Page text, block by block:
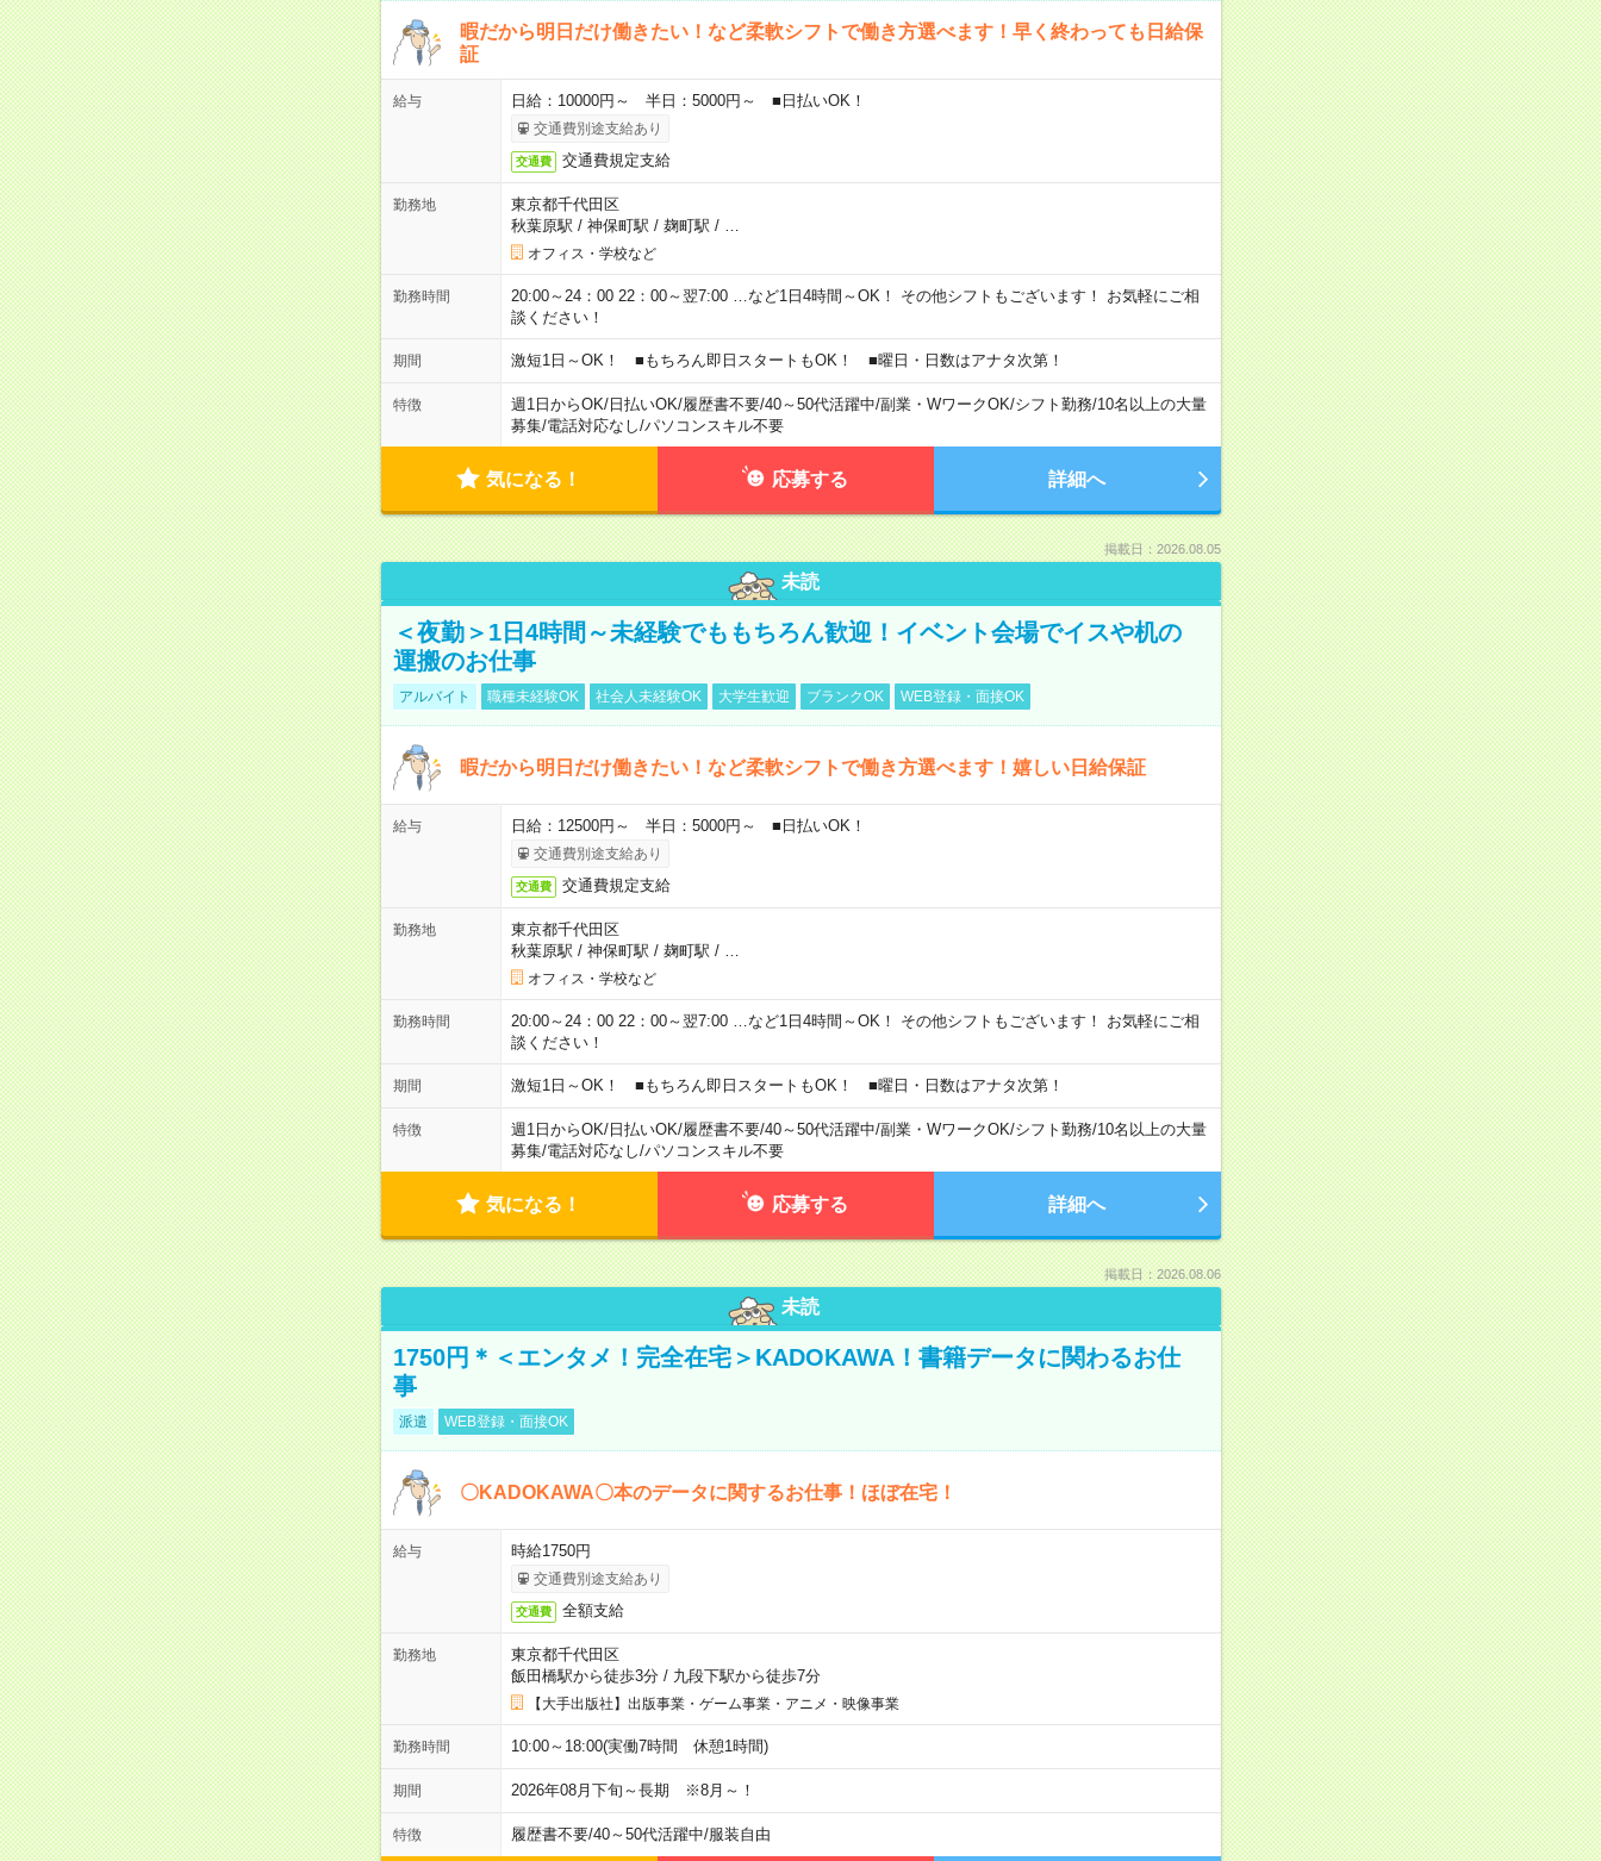
暇だから明日だけ働きたい！など柔軟シフトで働き方選べます！早く終わっても日給保
証
給与 日給：10000円～ 半日：5000円～ ■日払いOK！
交通費別途支給あり
交通費 交通費規定支給
勤務地
東京都千代田区
秋葉原駅 / 神保町駅 / 麹町駅 / …
オフィス・学校など
勤務時間
20:00～24：00 22：00～翌7:00 …など1日4時間～OK！ その他シフトもございます！ お気軽にご相
談ください！
期間 激短1日～OK！ ■もちろん即日スタートもOK！ ■曜日・日数はアナタ次第！
特徴 週1日からOK/日払いOK/履歴書不要/40～50代活躍中/副業・WワークOK/シフト勤務/10名以上の大量
募集/電話対応なし/パソコンスキル不要
気になる！ 応募する 詳細へ
掲載日：2026.08.05
未読
＜夜勤＞1日4時間～未経験でももちろん歓迎！イベント会場でイスや机の
運搬のお仕事
アルバイト 職種未経験OK 社会人未経験OK 大学生歓迎 ブランクOK WEB登録・面接OK
暇だから明日だけ働きたい！など柔軟シフトで働き方選べます！嬉しい日給保証
給与 日給：12500円～ 半日：5000円～ ■日払いOK！
交通費別途支給あり
交通費 交通費規定支給
勤務地
東京都千代田区
秋葉原駅 / 神保町駅 / 麹町駅 / …
オフィス・学校など
勤務時間
20:00～24：00 22：00～翌7:00 …など1日4時間～OK！ その他シフトもございます！ お気軽にご相
談ください！
期間 激短1日～OK！ ■もちろん即日スタートもOK！ ■曜日・日数はアナタ次第！
特徴 週1日からOK/日払いOK/履歴書不要/40～50代活躍中/副業・WワークOK/シフト勤務/10名以上の大量
募集/電話対応なし/パソコンスキル不要
気になる！ 応募する 詳細へ
掲載日：2026.08.06
未読
1750円＊＜エンタメ！完全在宅＞KADOKAWA！書籍データに関わるお仕
事
派遣 WEB登録・面接OK
〇KADOKAWA〇本のデータに関するお仕事！ほぼ在宅！
給与 時給1750円
交通費別途支給あり
交通費 全額支給
勤務地
東京都千代田区
飯田橋駅から徒歩3分/ 九段下駅から徒歩7分
【大手出版社】出版事業・ゲーム事業・アニメ・映像事業
勤務時間 10:00～18:00(実働7時間 休憩1時間)
期間 2026年08月下旬～長期 ※8月～！
特徴 履歴書不要/40～50代活躍中/服装自由